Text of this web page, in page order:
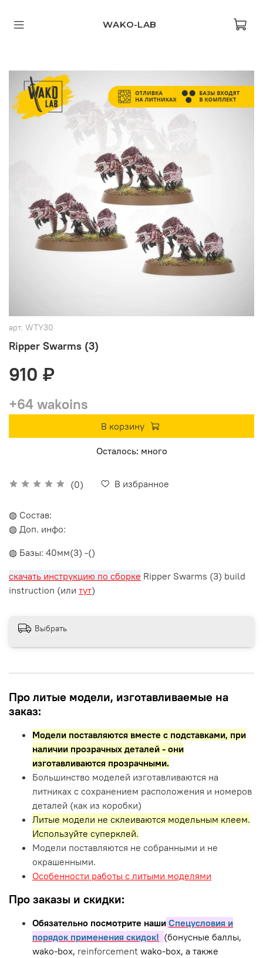
WAKO-LAB
арт. WTY30
Ripper Swarms (3)
(0) В избранное
910 ₽
+64 wakoins
В корзину
Осталось: много
◍ Состав:
◍ Доп. инфо:
◍ Базы: 40мм(3) -()
скачать инструкцию по сборке Ripper Swarms (3) build
instruction (или тут)
Выбрать
Про литые модели, изготавливаемые на
заказ:
Модели поставляются вместе с подставками, при
наличии прозрачных деталей - они
изготавливаются прозрачными.
Большинство моделей изготавливаются на
литниках с сохранением расположения и номеров
деталей (как из коробки)
Литые модели не склеиваются модельным клеем.
Используйте суперклей.
Модели поставляются не собранными и не
окрашенными.
Особенности работы с литыми моделями
Про заказы и скидки:
Обязательно посмотрите наши Спецусловия и
порядок применения скидок! (бонусные баллы,
wako-box, reinforcement wako-box, а также